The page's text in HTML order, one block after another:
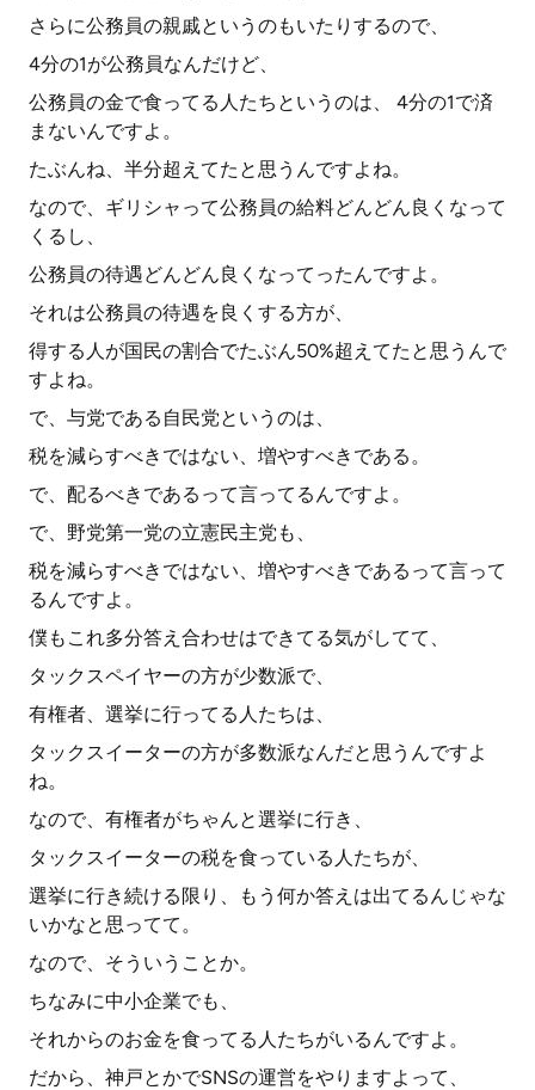
さらに公務員の親戚というのもいたりするので、
4分の1が公務員なんだけど、
公務員の金で食ってる人たちというのは、 4分の1で済
まないんですよ。
たぶんね、半分超えてたと思うんですよね。
なので、ギリシャって公務員の給料どんどん良くなって
くるし、
公務員の待遇どんどん良くなってったんですよ。
それは公務員の待遇を良くする方が、
得する人が国民の割合でたぶん50%超えてたと思うんで
すよね。
で、与党である自民党というのは、
税を減らすべきではない、増やすべきである。
で、配るべきであるって言ってるんですよ。
で、野党第一党の立憲民主党も、
税を減らすべきではない、増やすべきであるって言って
るんですよ。
僕もこれ多分答え合わせはできてる気がしてて、
タックスペイヤーの方が少数派で、
有権者、選挙に行ってる人たちは、
タックスイーターの方が多数派なんだと思うんですよ
ね。
なので、有権者がちゃんと選挙に行き、
タックスイーターの税を食っている人たちが、
選挙に行き続ける限り、もう何か答えは出てるんじゃな
いかなと思ってて。
なので、そういうことか。
ちなみに中小企業でも、
それからのお金を食ってる人たちがいるんですよ。
だから、神戸とかでSNSの運営をやりますよって、